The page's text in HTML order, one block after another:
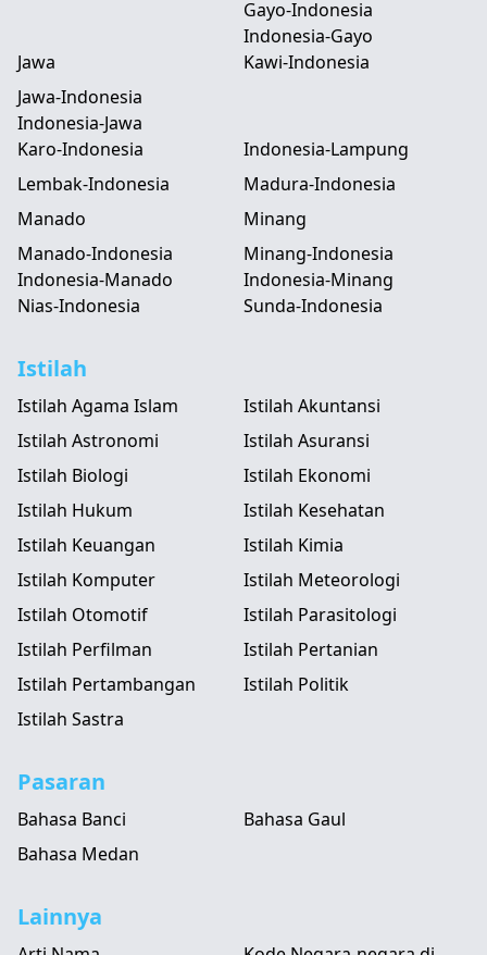
Gayo-Indonesia
Indonesia-Gayo
Jawa
Jawa-Indonesia
Indonesia-Jawa
Kawi-Indonesia
Karo-Indonesia
Indonesia-Lampung
Lembak-Indonesia
Madura-Indonesia
Manado
Manado-Indonesia
Indonesia-Manado
Minang
Minang-Indonesia
Indonesia-Minang
Nias-Indonesia
Sunda-Indonesia
Istilah
Istilah Agama Islam
Istilah Akuntansi
Istilah Astronomi
Istilah Asuransi
Istilah Biologi
Istilah Ekonomi
Istilah Hukum
Istilah Kesehatan
Istilah Keuangan
Istilah Kimia
Istilah Komputer
Istilah Meteorologi
Istilah Otomotif
Istilah Parasitologi
Istilah Perfilman
Istilah Pertanian
Istilah Pertambangan
Istilah Politik
Istilah Sastra
Pasaran
Bahasa Banci
Bahasa Gaul
Bahasa Medan
Lainnya